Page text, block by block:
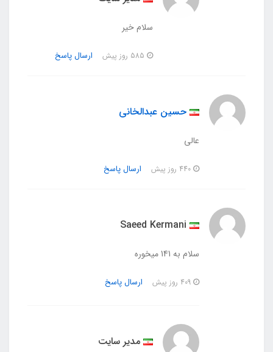
سلام خیر
ارسال پاسخ
حسین عبدالخانی
عالی
ارسال پاسخ
Saeed Kermani
سلام به 141 میخوره
ارسال پاسخ
مدیر سایت